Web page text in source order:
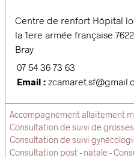
Centre de renfort Hôpital
la 1ere armée française
Bray
07 54 36 73 63
Email :
Accompagnement allaitement
Consultation de suivi de
Consultation de suivi
Consultation post - natale